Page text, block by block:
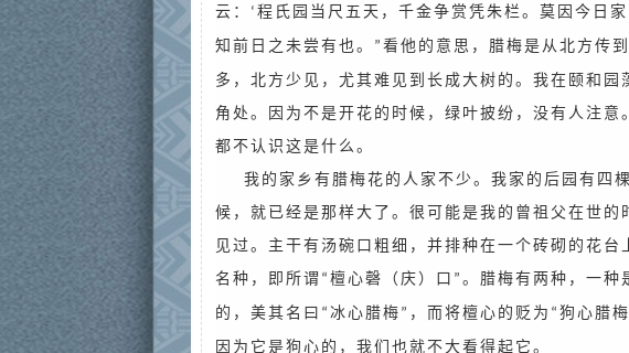
云： ‘ 程氏园当尺五天，千金争赏凭朱栏。莫因今日
知前日之未尝有也。 ” 看他的意思，腊梅是从北方传
多，北方少见，尤其难见到长成大树的。我在颐和
角处。因为不是开花的时候，绿叶披纷，没有人注意
都不认识这是什么。
我的家乡有腊梅花的人家不少。我家的后园有四
候，就已经是那样大了。很可能是我的曾祖父在世
见过。主干有汤碗口粗细，并排种在一个砖砌的花
名种，即所谓 “ 檀心磬（庆）口 ” 。腊梅有两种，一种
的，美其名曰 “ 冰心腊梅 ” ，而将檀心的贬为 “ 狗心腊梅
因为它是狗心的，我们也就不大看得起它。